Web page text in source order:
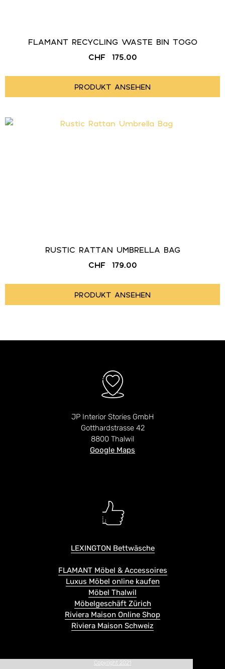
FLAMANT RECYCLING WASTE BIN TOGO
CHF
175.00
PRODUKT ANSEHEN
RUSTIC RATTAN UMBRELLA BAG
CHF
179.00
PRODUKT ANSEHEN
JP Interior Stories GmbH
Gotthardstrasse 42
8800 Thalwil
Google Maps
LEXINGTON Bettwäsche
FLAMANT Möbel & Accessoires
Luxus Möbel online kaufen
Möbel Thalwil
Möbelgeschäft Zürich
Riviera Maison Online Shop
Riviera Maison Schweiz
Copyright 2021